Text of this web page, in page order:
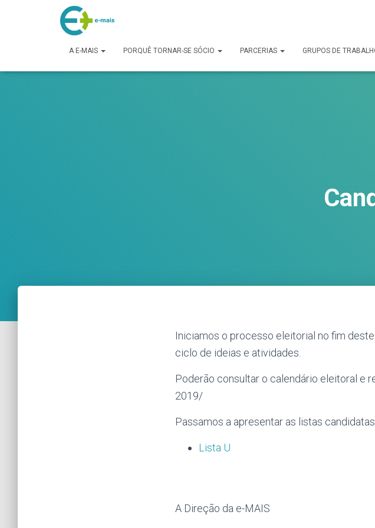
A E-MAIS PORQUÊ TORNAR-SE SÓCIO PARCERIAS GRUPOS DE
makeporngreatagain.pro
www.yeahporn.top
a seductive occasion.https://pornforbuddy.com
Iniciamos o processo eleitorial no fim
ciclo de ideias e atividades.
Poderão consultar o calendário eleitoral e
2019/
Passamos a apresentar as listas
Lista U
A Direção da e-MAIS